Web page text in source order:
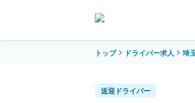
トップ ドライバー求人 埼
送迎ドライバー